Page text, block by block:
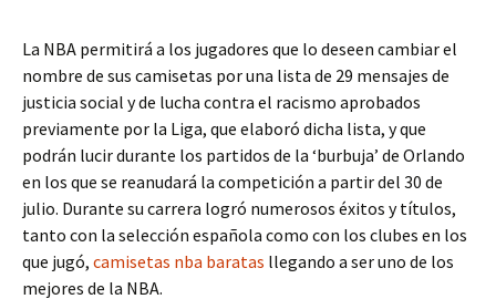
La NBA permitirá a los jugadores que lo deseen cambiar el
nombre de sus camisetas por una lista de 29 mensajes de
justicia social y de lucha contra el racismo aprobados
previamente por la Liga, que elaboró dicha lista, y que
podrán lucir durante los partidos de la ‘burbuja’ de Orlando
en los que se reanudará la competición a partir del 30 de
julio. Durante su carrera logró numerosos éxitos y títulos,
tanto con la selección española como con los clubes en los
que jugó, camisetas nba baratas llegando a ser uno de los
mejores de la NBA.